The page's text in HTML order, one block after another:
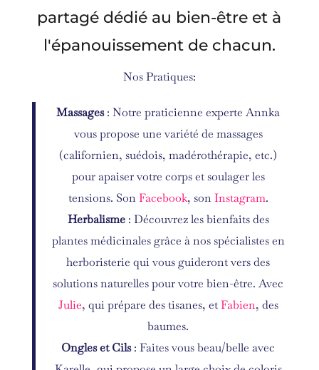
partagé dédié au bien-être et à
l'épanouissement de chacun.
Nos Pratiques:
Massages: Notre praticienne experte Annka
vous propose une variété de massages
(californien, suédois, madérothérapie, etc.)
pour apaiser votre corps et soulager les
tensions. SonFacebook, sonInstagram.
Herbalisme: Découvrez les bienfaits des
plantes médicinales grâce à nos spécialistes en
herboristerie qui vous guideront vers des
solutions naturelles pour votre bien-être. Avec
Julie, qui prépare des tisanes, etFabien, des
baumes.
Ongles et Cils: Faites vous beau/belle avec